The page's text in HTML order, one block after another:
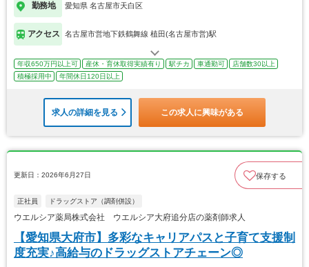
勤務地 愛知県 名古屋市天白区
アクセス 名古屋市営地下鉄鶴舞線 植田(名古屋市営)駅
年収650万円以上可 産休・育休取得実績有り 駅チカ 車通勤可
店舗数30以上
積極採用中
年間休日120日以上
求人の詳細を見る この求人に興味がある
更新日：2026年6月27日 保存する
正社員 ドラッグストア（調剤併設）
ウエルシア薬局株式会社 ウエルシア大府追分店の薬剤師求人
【愛知県大府市】多彩なキャリアパスと子育て支援制
度充実♪高給与のドラッグストアチェーン◎